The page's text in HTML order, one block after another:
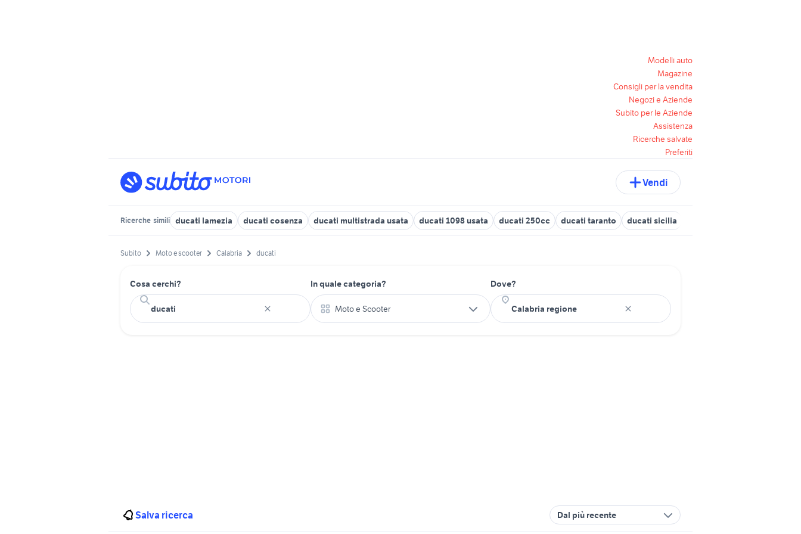
Modelli auto
Magazine
Consigli per la vendita
Negozi e Aziende
Subito per le Aziende
Assistenza
Ricerche salvate
Preferiti
Vendi
Ricerche simili ducati lamezia ducati cosenza ducati multistrada usata ducati 1098 usata ducati 250cc ducati taranto ducati sicilia
Subito Moto e scooter Calabria ducati
Cosa cerchi? In quale categoria?
Moto e Scooter
Dove?
Salva ricerca Dal più recente